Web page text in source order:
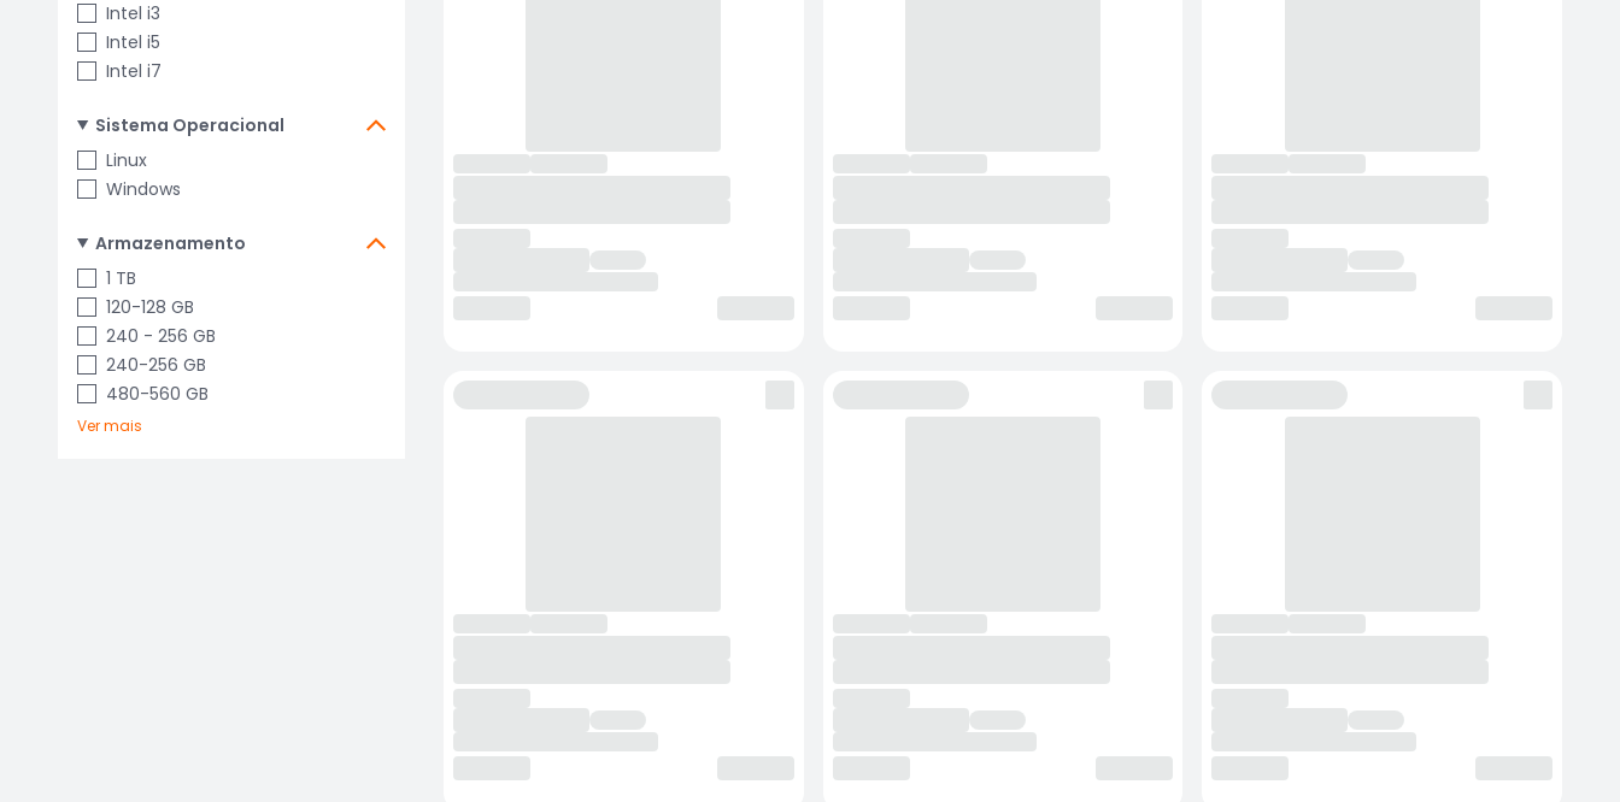
Intel i3
Intel i5
Intel i7
Sistema Operacional
Linux
Windows
Armazenamento
1 TB
120-128 GB
240 - 256 GB
240-256 GB
480-560 GB
Ver mais